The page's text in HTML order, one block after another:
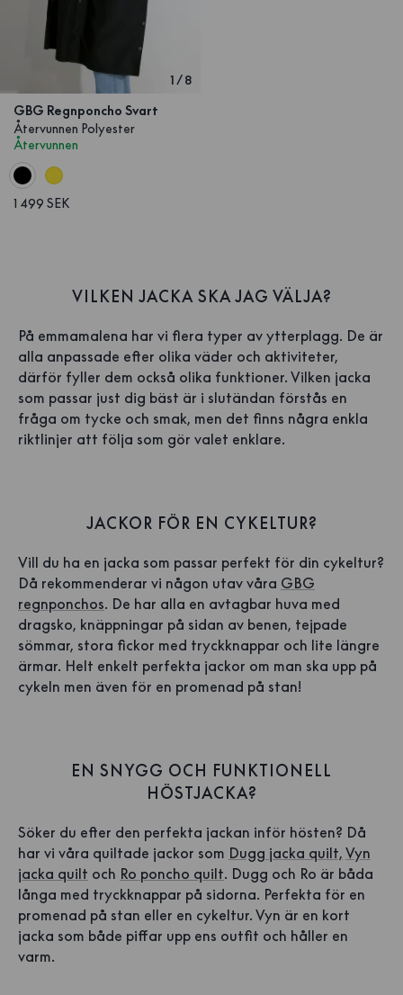
1/8
GBG Regnponcho Svart
Återvunnen Polyester
Återvunnen
1 499 SEK
VILKEN JACKA SKA JAG VÄLJA?
På emmamalena har vi flera typer av ytterplagg. De är
alla anpassade efter olika väder och aktiviteter,
därför fyller dem också olika funktioner. Vilken jacka
som passar just dig bäst är i slutändan förstås en
fråga om tycke och smak, men det finns några enkla
riktlinjer att följa som gör valet enklare.
JACKOR FÖR EN CYKELTUR?
Vill du ha en jacka som passar perfekt för din cykeltur?
Då rekommenderar vi någon utav våra GBG
regnponchos. De har alla en avtagbar huva med
dragsko, knäppningar på sidan av benen, tejpade
sömmar, stora fickor med tryckknappar och lite längre
ärmar. Helt enkelt perfekta jackor om man ska upp på
cykeln men även för en promenad på stan!
EN SNYGG OCH FUNKTIONELL
HÖSTJACKA?
Söker du efter den perfekta jackan inför hösten? Då
har vi våra quiltade jackor som Dugg jacka quilt, Vyn
jacka quilt och Ro poncho quilt. Dugg och Ro är båda
långa med tryckknappar på sidorna. Perfekta för en
promenad på stan eller en cykeltur. Vyn är en kort
jacka som både piffar upp ens outfit och håller en
varm.